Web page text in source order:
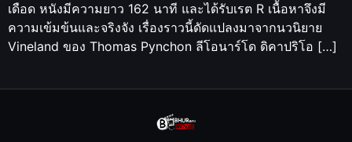
เดือด หนังมีความยาว 162 นาที และได้รับเรต R เนื้อหาจึงมี
ความเข้มข้นและจริงจัง เรื่องราวนี้ดัดแปลงมาจากนวนิยาย
Vineland ของ Thomas Pynchon ลีโอนาร์โด ดิคาปริโอ […]